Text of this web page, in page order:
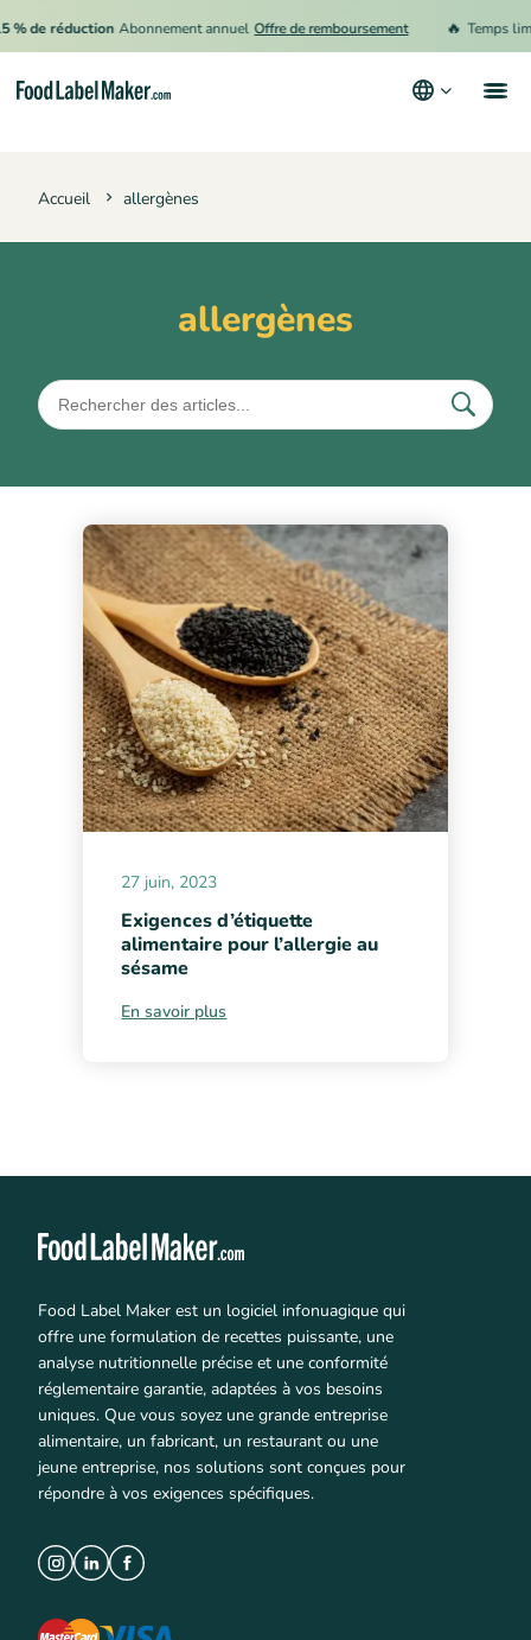
% de réduction Abonnement annuel Offre de remboursement 🔥 Temps
Accueil allergènes
allergènes
27 juin, 2023
Exigences d’étiquette
alimentaire pour l’allergie au
sésame
En savoir plus
Food Label Maker est un logiciel infonuagique qui
offre une formulation de recettes puissante, une
analyse nutritionnelle précise et une conformité
réglementaire garantie, adaptées à vos besoins
uniques. Que vous soyez une grande entreprise
alimentaire, un fabricant, un restaurant ou une
jeune entreprise, nos solutions sont conçues pour
répondre à vos exigences spécifiques.
Engager un expert
Conditions générales d’utilisation